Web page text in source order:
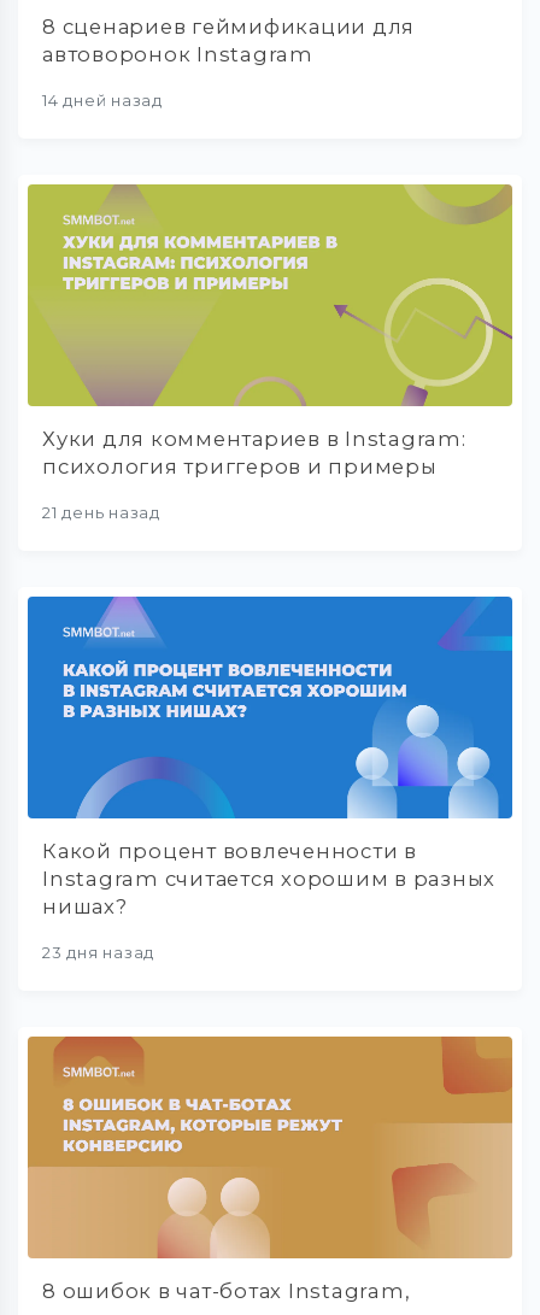
8 сценариев геймификации для
автоворонок Instagram
14 дней назад
Хуки для комментариев в Instagram:
психология триггеров и примеры
21 день назад
Какой процент вовлеченности в
Instagram считается хорошим в разных
нишах?
23 дня назад
8 ошибок в чат-ботах Instagram,